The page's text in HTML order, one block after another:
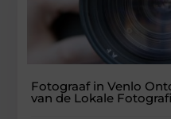
Fotograaf in Venlo
van de Lokale